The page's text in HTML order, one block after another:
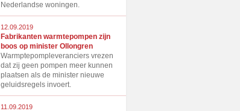
Nederlandse woningen.
12.09.2019
Fabrikanten warmtepompen zijn
boos op minister Ollongren
Warmptepompleveranciers vrezen
dat zij geen pompen meer kunnen
plaatsen als de minister nieuwe
geluidsregels invoert.
11.09.2019